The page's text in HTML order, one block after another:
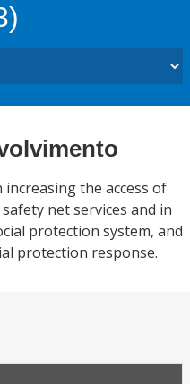
the access of
net services and in
protection system, and
protection response.